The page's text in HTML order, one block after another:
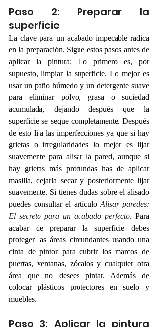
Paso 2: Preparar la
superficie
La clave para un acabado impecable radica
en la preparación. Sigue estos pasos antes de
aplicar la pintura: Lo primero es, por
supuesto, limpiar la superficie. Lo mejor es
usar un paño húmedo y un detergente suave
para eliminar polvo, grasa o suciedad
acumulada, dejando después que la
superficie se seque completamente. Después
de esto lija las imperfecciones ya que si hay
grietas o irregularidades lo mejor es lijar
suavemente para alisar la pared, aunque si
hay grietas más profundas has de aplicar
masilla, dejarla secar y posteriormente lijar
suavemente. Si tienes dudas sobre el alisado
puedes consultar el artículo Alisar paredes:
El secreto para un acabado perfecto. Para
acabar de preparar la superficie debes
proteger las áreas circundantes usando una
cinta de pintor para cubrir los marcos de
puertas, ventanas, zócalos y cualquier otra
área que no desees pintar. Además de
colocar plásticos protectores en suelo y
muebles.
Paso 3: Aplicar la pintura